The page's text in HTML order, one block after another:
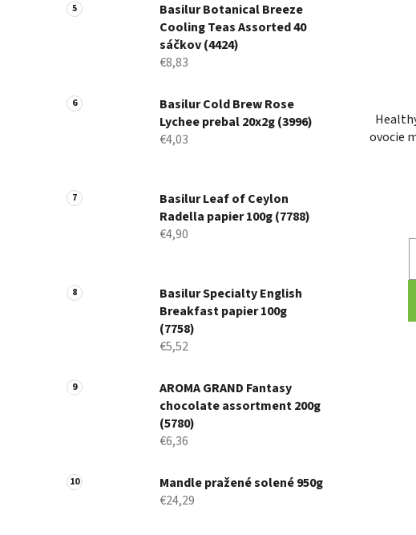
Basilur Botanical Breeze
Cooling Teas Assorted 40
sáčkov (4424)
€8,83
Basilur Cold Brew Rose
Lychee prebal 20x2g (3996)
€4,03
Basilur Leaf of Ceylon
Radella papier 100g (7788)
€4,90
Basilur Specialty English
Breakfast papier 100g
(7758)
€5,52
AROMA GRAND Fantasy
chocolate assortment 200g
(5780)
€6,36
Mandle pražené solené 950g
€24,29
ovocie